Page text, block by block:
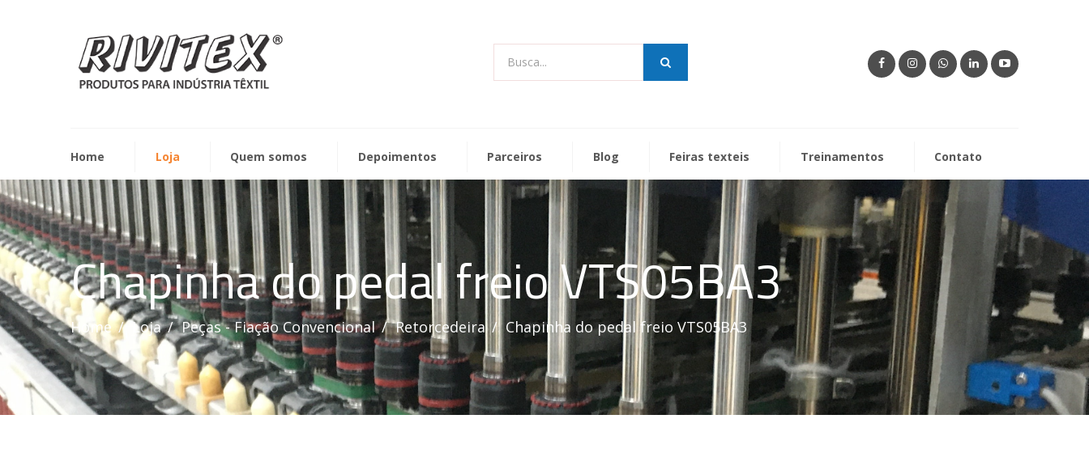
Busca...
Home Loja Quem somos Depoimentos Parceiros Blog Feiras texteis Treinamentos Contato
Chapinha do pedal freio VTS05BA3
Home Loja Peças - Fiação Convencional Retorcedeira Chapinha do pedal freio VTS05BA3